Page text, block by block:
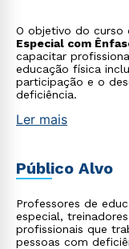
O objetivo do curso
Especial com
capacitar
educação física
participação e o
deficiência.
Ler mais
Público Alvo
Professores de
especial,
profissionais que
pessoas com